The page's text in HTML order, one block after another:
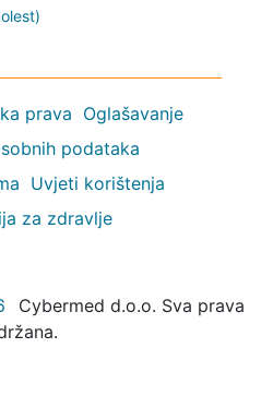
prava Oglašavanje
podataka
Uvjeti korištenja
za zdravlje
Cybermed d.o.o. Sva prava